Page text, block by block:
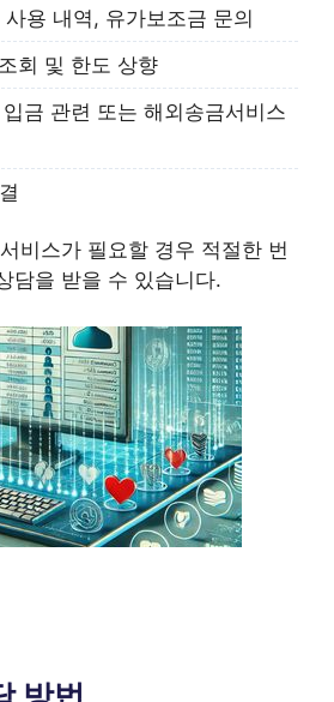
용 내역, 유가보조금 문의
회 및 한도 상향
금 관련 또는 해외송금서비스
비스가 필요할 경우 적절한 번
담을 받을 수 있습니다.